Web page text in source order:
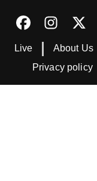
Live About Us
Privacy policy